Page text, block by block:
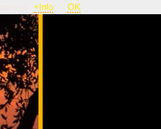
+Info OK